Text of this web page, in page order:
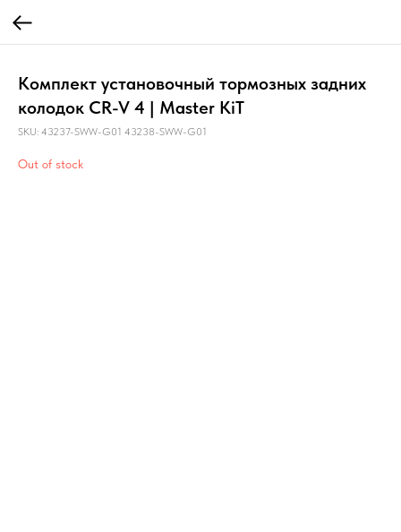
Комплект установочный тормозных задних
колодок CR-V 4 | Master KiT
SKU: 43237-SWW-G01 43238-SWW-G01
Out of stock